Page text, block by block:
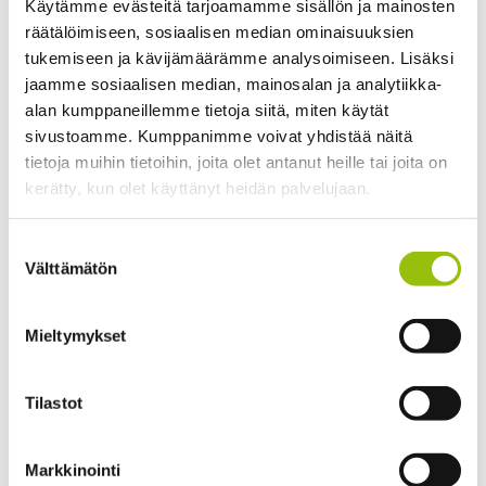
Käytämme evästeitä tarjoamamme sisällön ja mainosten
räätälöimiseen, sosiaalisen median ominaisuuksien
tukemiseen ja kävijämäärämme analysoimiseen. Lisäksi
jaamme sosiaalisen median, mainosalan ja analytiikka-
alan kumppaneillemme tietoja siitä, miten käytät
sivustoamme. Kumppanimme voivat yhdistää näitä
tietoja muihin tietoihin, joita olet antanut heille tai joita on
kerätty, kun olet käyttänyt heidän palvelujaan.
Cookiebot >
valinta
Välttämätön
Mieltymykset
Tilastot
Markkinointi
and passive voice, a comprehensive look at the tenses,
and prepositions and articles. Grammar will not be
practised explicitly but through using the course
materials in an inductive way.
Suoritustapa
Active and regular attendance. There will be no end of
Way ahead - English for Advanced Conversation
ISBN: 978-951-1-33406-4
tarvitaan jo 1. opetuskerralla, joten hankithan kirjan